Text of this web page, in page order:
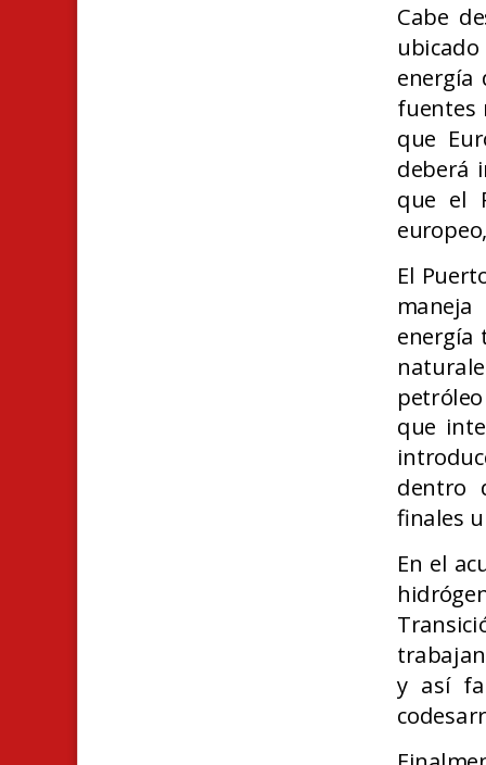
Cabe
energía
fuentes
que
deberá
que el
El
energía
que
dentro
finales
En el
y así